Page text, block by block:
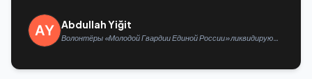
Abdullah Yiğit
Волонтёры «Молодой Гвардии Единой России» ликвидируют